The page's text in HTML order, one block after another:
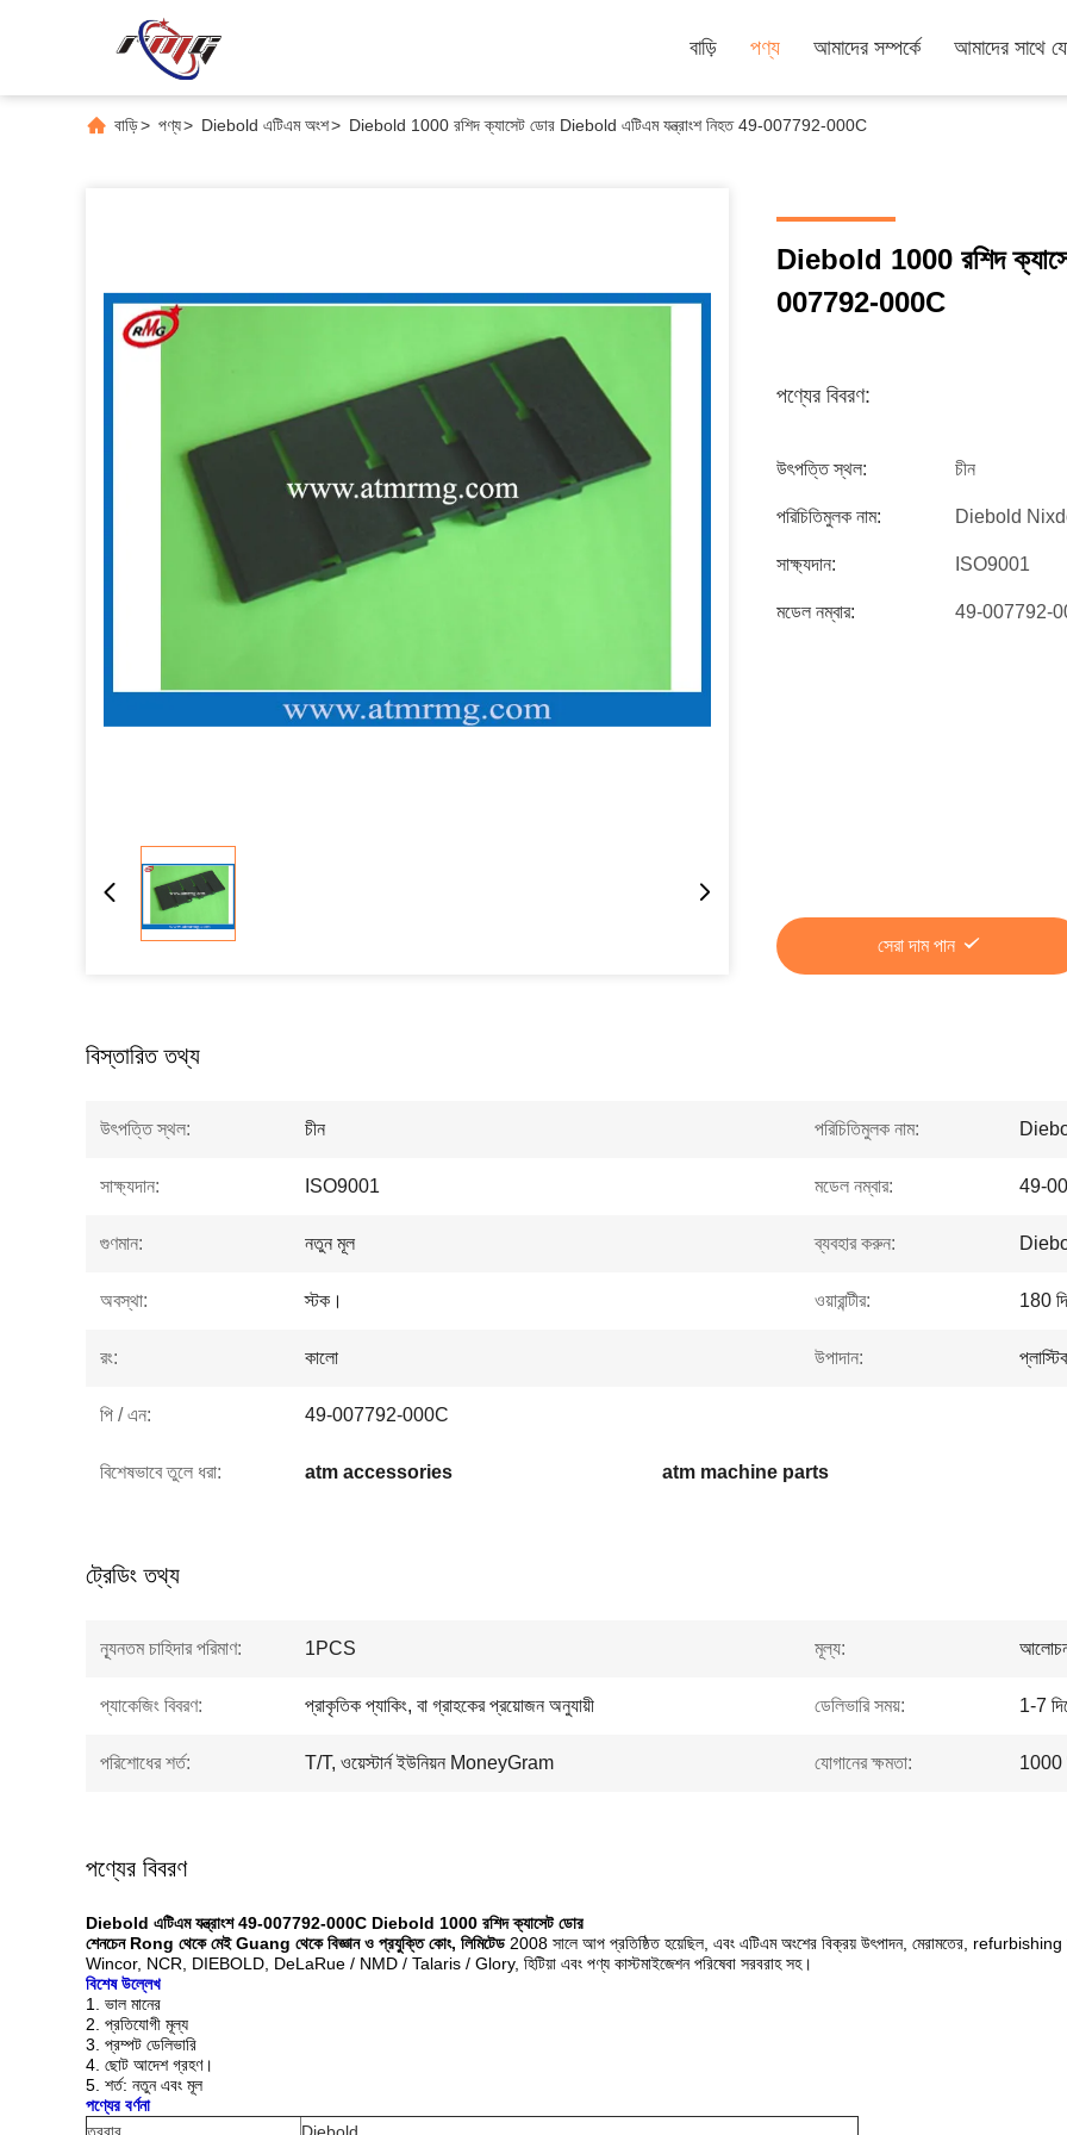
বাড়ি পণ্য আমাদের সম্পর্কে আমাদের সাথে
বাড়ি> পণ্য> Diebold এটিএম অংশ> Diebold 1000 রশিদ ক্যাসেট ডোর Diebold এটিএম যন্ত্রাংশ নিহত 49-007792-000C
Diebold 1000 রশিদ
007792-000C
পণ্যের বিবরণ:
উৎপত্তি স্থল: চীন
পরিচিতিমুলক নাম: Diebold
সাক্ষ্যদান: ISO9001
মডেল নম্বার: 49-007792-
সেরা দাম পান
বিস্তারিত তথ্য
উৎপত্তি স্থল: চীন পরিচিতিমুলক নাম:
সাক্ষ্যদান: ISO9001 মডেল নম্বার: 49-
গুণমান: নতুন মূল ব্যবহার করুন:
অবস্থা: স্টক। ওয়ারান্টীর: 180
রং: কালো উপাদান:
পি / এন: 49-007792-000C
বিশেষভাবে তুলে ধরা: atm accessories atm machine parts
ট্রেডিং তথ্য
ন্যূনতম চাহিদার পরিমাণ: 1PCS মূল্য:
প্যাকেজিং বিবরণ: প্রাকৃতিক প্যাকিং, বা গ্রাহকের প্রয়োজন অনুযায়ী ডেলিভারি সময়: 1-7
পরিশোধের শর্ত: T/T, ওয়েস্টার্ন ইউনিয়ন MoneyGram যোগানের ক্ষমতা: 1000
পণ্যের বিবরণ
Diebold এটিএম যন্ত্রাংশ 49-007792-000C Diebold 1000 রশিদ ক্যাসেট ডোর
শেনচেন Rong থেকে মেই Guang থেকে বিজ্ঞান ও প্রযুক্তি কোং, লিমিটেড2008 সালে আপ প্রতিষ্ঠিত হয়েছিল, এবং এটিএম অংশের বিক্রয় উৎপাদন, মেরামতের, refurbishing
Wincor, NCR, DIEBOLD, DeLaRue / NMD / Talaris / Glory, হিটিয়া এবং পণ্য কাস্টমাইজেশন পরিষেবা সরবরাহ সহ।
বিশেষ উল্লেখ
1. ভাল মানের
2. প্রতিযোগী মূল্য
3. প্রম্পট ডেলিভারি
4. ছোট আদেশ গ্রহণ।
5. শর্ত: নতুন এবং মূল
পণ্যের বর্ণনা